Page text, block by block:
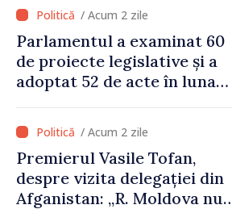
/ Acum 2 zile
Parlamentul a examinat 60
de proiecte legislative și a
adoptat 52 de acte în luna
/ Acum 2 zile
Premierul Vasile Tofan,
despre vizita delegației din
Afganistan: „R. Moldova nu